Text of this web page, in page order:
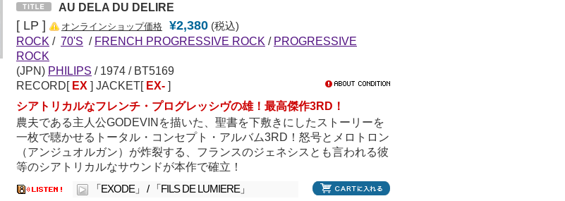
AU DELA DU DELIRE
[ LP ] オンラインショップ価格 ¥2,380 (税込)
ROCK / 70'S / FRENCH PROGRESSIVE ROCK / PROGRESSIVE
ROCK
(JPN) PHILIPS /1974 / BT5169
RECORD[ EX ] JACKET[ EX- ]
シアトリカルなフレンチ・プログレッシヴの雄！最高傑作3RD！
農夫である主人公GODEVINを描いた、聖書を下敷きにしたストーリーを
一枚で聴かせるトータル・コンセプト・アルバム3RD！怒号とメロトロン
（アンジュオルガン）が炸裂する、フランスのジェネシスとも言われる彼
等のシアトリカルなサウンドが本作で確立！
「EXODE」 / 「FILS DE LUMIERE」